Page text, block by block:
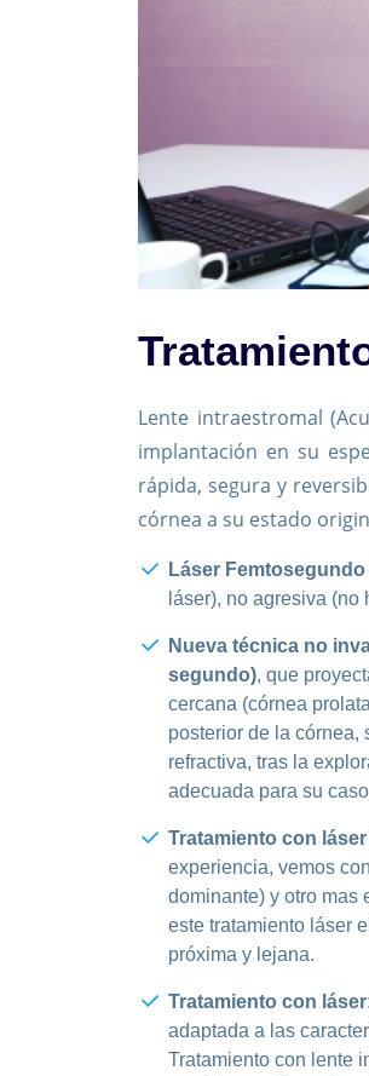
Lente intraestromal
implantación en su
rápida, segura y
córnea a su estado
Láser
láser), no agresiva (no
Nueva técnica no
segundo), que
cercana (córnea
posterior de la córnea,
refractiva, tras la
adecuada para su
Tratamiento con
experiencia, vemos
dominante) y otro mas
este tratamiento láser
próxima y lejana.
Tratamiento con
adaptada a las
Tratamiento con lente